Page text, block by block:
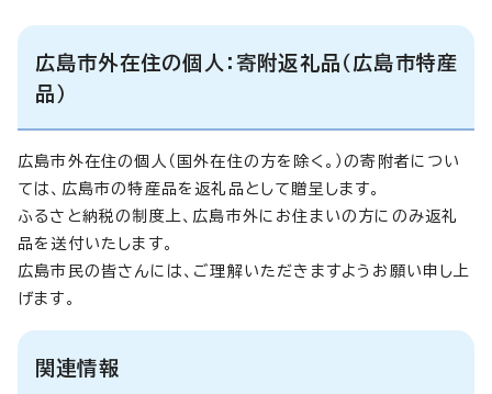
広島市外在住の個人：寄附返礼品（広島市特産
品）
広島市外在住の個人（国外在住の方を除く。）の寄附者につい
ては、広島市の特産品を返礼品として贈呈します。
ふるさと納税の制度上、広島市外にお住まいの方にのみ返礼
品を送付いたします。
広島市民の皆さんには、ご理解いただきますようお願い申し上
げます。
関連情報